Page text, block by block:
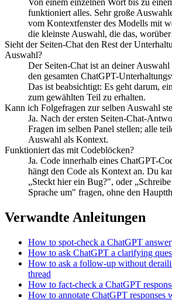
Von einem einzelnen Wort bis zu
funktioniert alles. Sehr große
vom Kontextfenster des Modells mit
die kleinste Auswahl, die das, worüber
Sieht der Seiten-Chat den Rest der
Auswahl?
Der Seiten-Chat ist an deiner
den gesamten ChatGPT-
Das ist beabsichtigt: Es geht darum,
zum gewählten Teil zu erhalten.
Kann ich Folgefragen zur selben Auswahl
Ja. Nach der ersten Seiten-Chat-
Fragen im selben Panel stellen; alle
Auswahl als Kontext.
Funktioniert das mit Codeblöcken?
Ja. Code innerhalb eines ChatGPT-
hängt den Code als Kontext an. Du
„Steckt hier ein Bug?", oder
Sprache um" fragen, ohne den
Verwandte Anleitungen
How to spot-check a ChatGPT answer
How to ask ChatGPT a clarifying
How to ask a follow-up without
thread
How to fact-check a ChatGPT
How to annotate ChatGPT responses